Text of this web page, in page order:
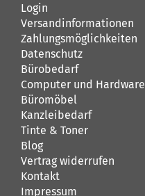
Login
Versandinformationen
Zahlungsmöglichkeiten
Datenschutz
Bürobedarf
Computer und Hardware
Büromöbel
Kanzleibedarf
Tinte & Toner
Blog
Vertrag widerrufen
Kontakt
Impressum